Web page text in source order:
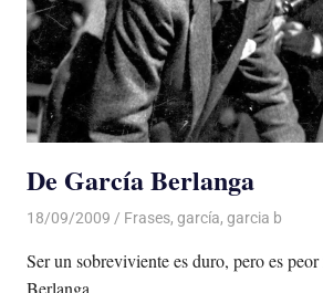
De García Berlanga
18/09/2009 De todo un Poco
Frases, garcía, garcia b
Ser un sobreviviente es duro, pero es
Berlanga